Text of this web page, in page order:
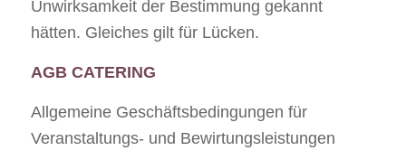
Unwirksamkeit der Bestimmung gekannt
hätten. Gleiches gilt für Lücken.
AGB CATERING
Allgemeine Geschäftsbedingungen für
Veranstaltungs- und Bewirtungsleistungen